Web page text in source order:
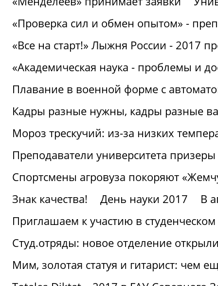
«Проверка сил и обмен опытом» -
«Все на старт!» Лыжня России - 2017
«Академическая наука - проблемы и
Плавание в военной форме с
Кадры разные нужны, кадры разные
Мороз трескучий: из-за низких
Преподаватели университета
Спортсмены агровуза покоряют
Знак качества!
День науки 2017
В
Приглашаем к участию в
Студ.отряды: новое отделение
Мим, золотая статуя и гитарист: чем